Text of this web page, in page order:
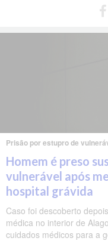
Prisão por estupro de
Homem é preso
vulnerável após
hospital grávida
Caso foi descoberto
médica no interior de
cuidados médicos para a